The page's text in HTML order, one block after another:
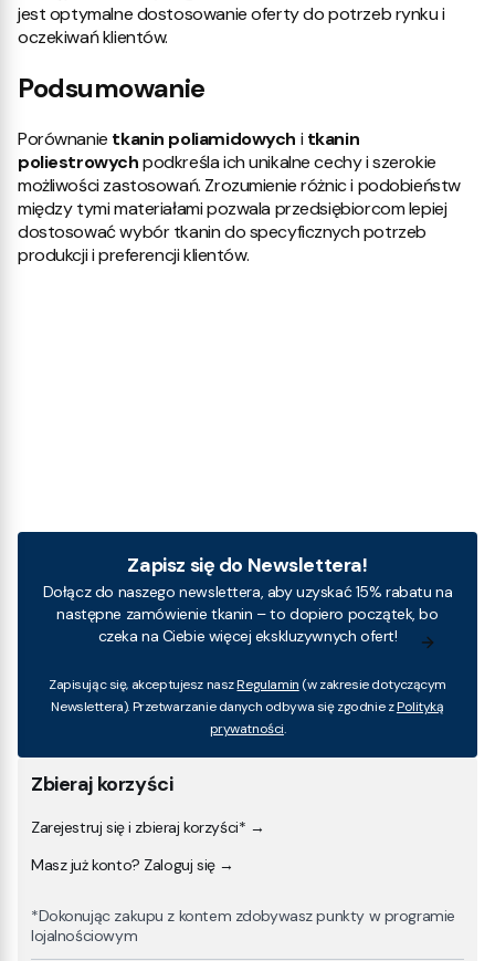
jest optymalne dostosowanie oferty do potrzeb rynku i
oczekiwań klientów.
Podsumowanie
Porównanie tkanin poliamidowych i tkanin
poliestrowychpodkreśla ich unikalne cechy i szerokie
możliwości zastosowań. Zrozumienie różnic i podobieństw
między tymi materiałami pozwala przedsiębiorcom lepiej
dostosować wybór tkanin do specyficznych potrzeb
produkcji i preferencji klientów.
Zbieraj korzyści
Zarejestruj się i zbieraj korzyści* →
Masz już konto? Zaloguj się →
*Dokonując zakupu z kontem zdobywasz punkty w programie
lojalnościowym
Zapisz się do Newslettera!
Dołącz do naszego newslettera, aby uzyskać 15% rabatu na
następne zamówienie tkanin – to dopiero początek, bo
czeka na Ciebie więcej ekskluzywnych ofert!
Zapisując się, akceptujesz naszRegulamin (w zakresie dotyczącym
Newslettera). Przetwarzanie danych odbywa się zgodnie zPolityką
prywatności.